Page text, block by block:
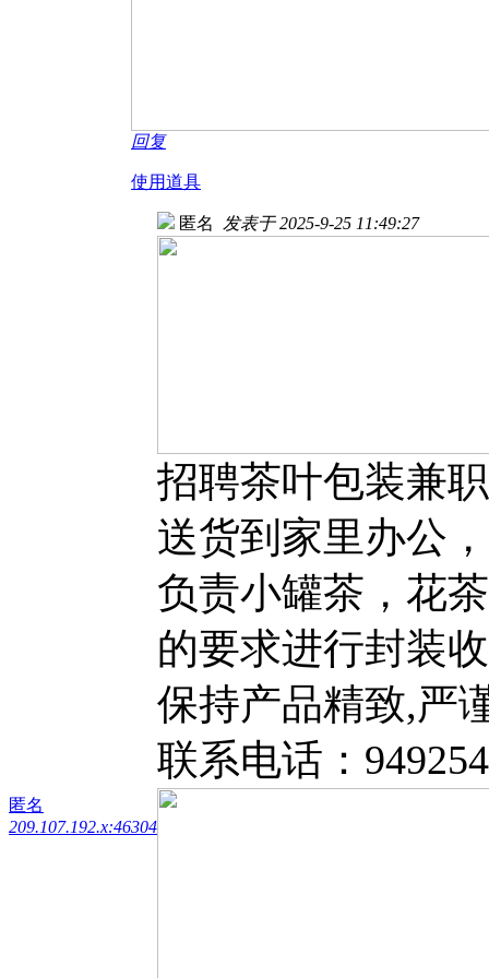
回复
使用道具
匿名
209.107.192.x:46304
匿名 发表于 2025-9-25 11:49:27
招聘茶叶包装兼职
送货到家里办公
负责小罐茶，花
的要求进行封装
保持产品精致,严
联系电话：